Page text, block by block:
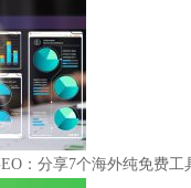
：分享7个海外纯免费工